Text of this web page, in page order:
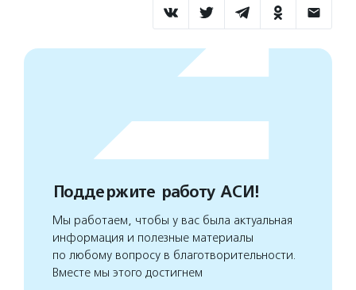
Поддержите работу АСИ!
Мы работаем, чтобы у вас была актуальная
информация и полезные материалы
по любому вопросу в благотворительности.
Вместе мы этого достигнем